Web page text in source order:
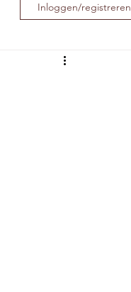
Inloggen/registreren